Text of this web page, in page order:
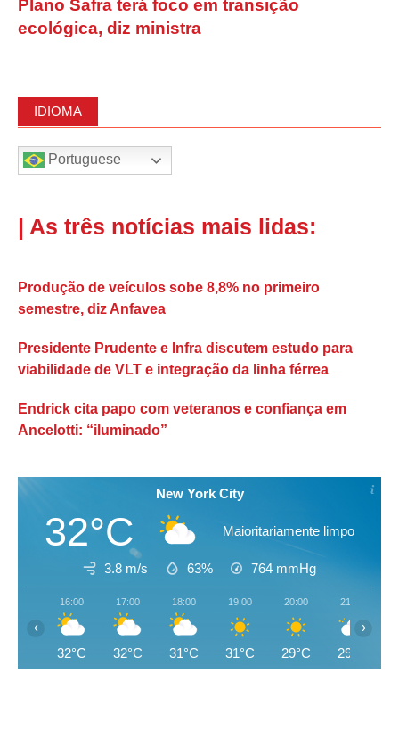
Plano Safra terá foco em transição
ecológica, diz ministra
IDIOMA
Portuguese
| As três notícias mais lidas:
Produção de veículos sobe 8,8% no primeiro
semestre, diz Anfavea
Presidente Prudente e Infra discutem estudo para
viabilidade de VLT e integração da linha férrea
Endrick cita papo com veteranos e confiança em
Ancelotti: “iluminado”
New York City
32°C Maioritariamente limpo
3.8 m/s 63% 764 mmHg
16:00
32°C
17:00
32°C
18:00
31°C
19:00
31°C
20:00
29°C
21:00
29°C
‹ ›